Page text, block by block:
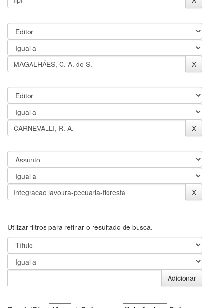
Utilizar filtros para refinar o resultado de busca.